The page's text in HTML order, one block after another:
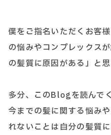
僕をご指名いただくお客
の悩みやコンプレックス
の髪質に原因がある」と
多分、このBlogを読んで
今までの髪に関する悩み
れないことは自分の髪質